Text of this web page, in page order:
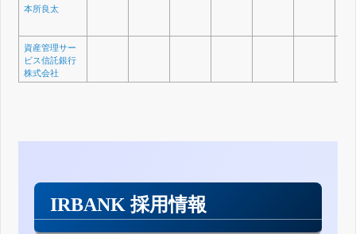
本所良太
資産管理サー
ビス信託銀行
株式会社
IRBANK 採用情報